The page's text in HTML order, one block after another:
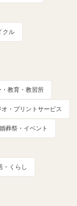
クル
教育・教習所
・プリントサービス
葬祭・イベント
・くらし